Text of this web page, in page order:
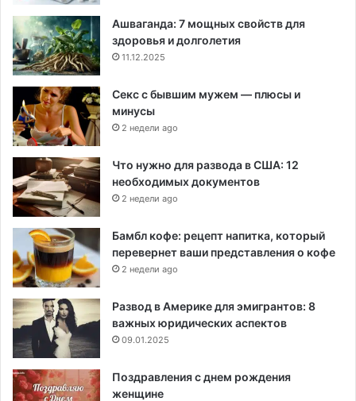
Ашваганда: 7 мощных свойств для
здоровья и долголетия
11.12.2025
Секс с бывшим мужем — плюсы и
минусы
2 недели ago
Что нужно для развода в США: 12
необходимых документов
2 недели ago
Бамбл кофе: рецепт напитка, который
перевернет ваши представления о кофе
2 недели ago
Развод в Америке для эмигрантов: 8
важных юридических аспектов
09.01.2025
Поздравления с днем рождения
женщине